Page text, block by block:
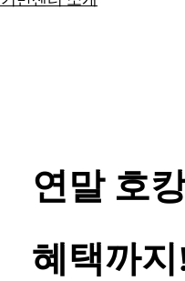
연말 호
혜택까